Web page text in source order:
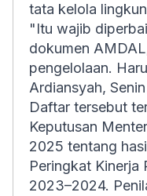
tata kelola
"Itu wajib
dokumen
pengelolaan.
Ardiansyah,
Daftar tersebut
Keputusan
2025 tentang
Peringkat Kinerja
2023–2024.